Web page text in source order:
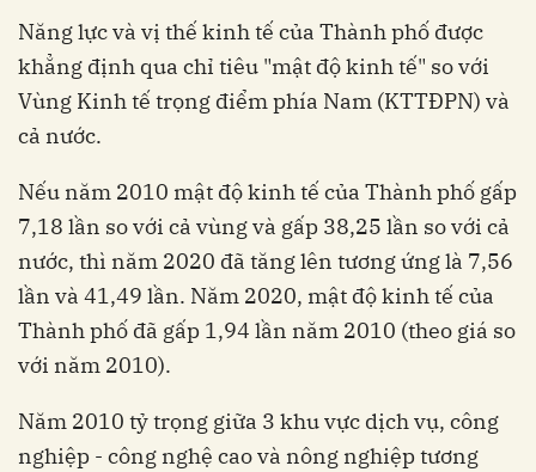
Năng lực và vị thế kinh tế của Thành phố được
khẳng định qua chỉ tiêu "mật độ kinh tế" so với
Vùng Kinh tế trọng điểm phía Nam (KTTĐPN) và
cả nước.
Nếu năm 2010 mật độ kinh tế của Thành phố gấp
7,18 lần so với cả vùng và gấp 38,25 lần so với cả
nước, thì năm 2020 đã tăng lên tương ứng là 7,56
lần và 41,49 lần. Năm 2020, mật độ kinh tế của
Thành phố đã gấp 1,94 lần năm 2010 (theo giá so
với năm 2010).
Năm 2010 tỷ trọng giữa 3 khu vực dịch vụ, công
nghiệp - công nghệ cao và nông nghiệp tương